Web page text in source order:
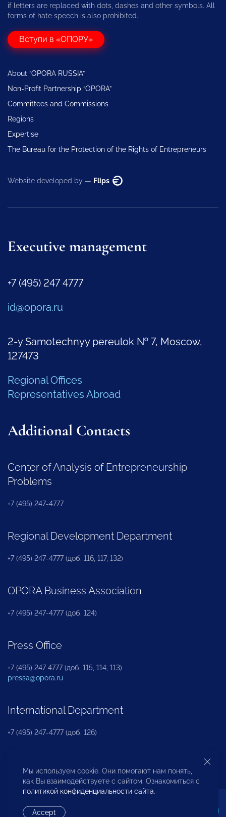
if letters are replaced with dots, dashes and other symbols. All
forms of hate speech is also prohibited.
Вступи в «ОПОРУ»
About “OPORA RUSSIA”
Non-Profit Partnership “OPORA”
Committees and Commissions
Regions
Expertise
The Bureau for the Protection of the Rights of Entrepreneurs
Website developed by — Flips
Executive management
+7 (495) 247 4777
id@opora.ru
2-y Samotechnyy pereulok № 7, Moscow,
127473
Regional Offices
Representatives Abroad
Additional Contacts
Center of Analysis of Entrepreneurship
Problems
+7 (495) 247-4777
Regional Development Department
+7 (495) 247-4777 (доб. 116, 117, 132)
OPORA Business Association
+7 (495) 247-4777 (доб. 124)
Press Office
+7 (495) 247 4777 (доб. 115, 114, 113)
pressa@opora.ru
International Department
+7 (495) 247-4777 (доб. 126)
Business and Investment Rights Protection
Department
Мы используем cookie. Они помогают нам понять,
как Вы взаимодействуете с сайтом. Ознакомиться с
политикой конфиденциальности сайта.
Accept